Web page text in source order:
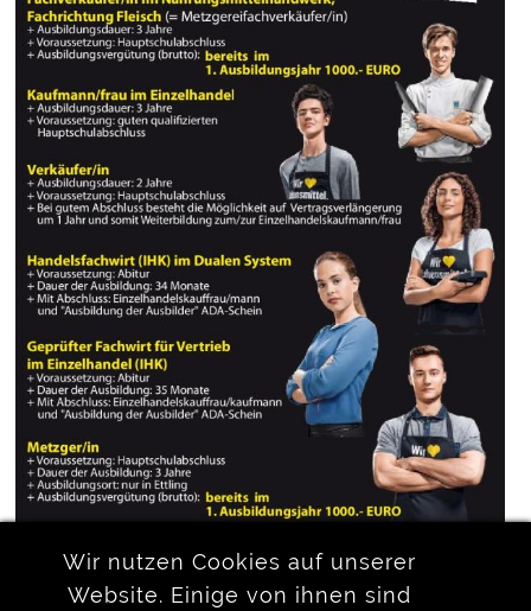
Wir nutzen Cookies auf unserer
Website. Einige von ihnen sind